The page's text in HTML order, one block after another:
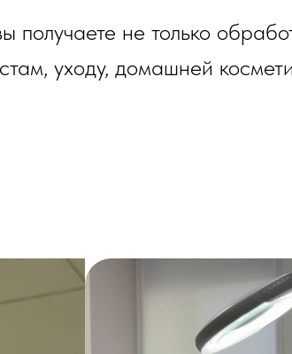
получаете не только
уходу, домашней